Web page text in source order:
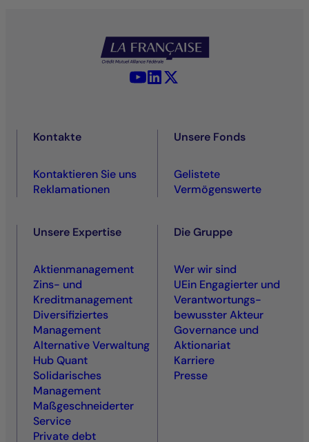
YouTube - La Française
LinkedIn - La Française
Kontakte
Kontaktieren Sie uns
Reklamationen
Unsere Fonds
Gelistete
Vermögenswerte
Unsere Expertise
Aktienmanagement
Zins- und
Kreditmanagement
Diversifiziertes
Management
Alternative Verwaltung
Hub Quant
Solidarisches
Management
Maßgeschneiderter
Service
Private debt
Die Gruppe
Wer wir sind
UEin Engagierter und
Ver­antwortungs­
bewusster Akteur
Governance und
Aktionariat
Karriere
Presse